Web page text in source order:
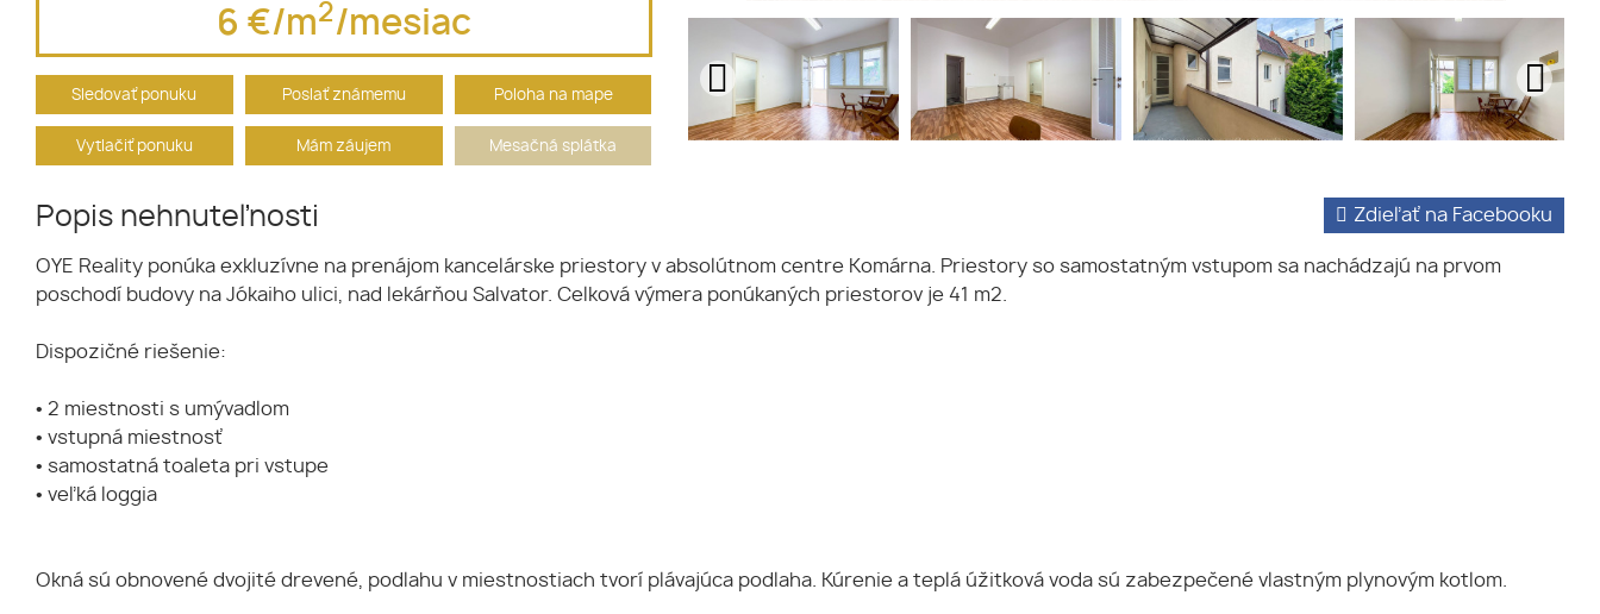
6 €/m2/mesiac
Sledovať ponuku Poslať známemu Poloha na mape
Vytlačiť ponuku Mám záujem Mesačná splátka
Popis nehnuteľnosti Zdieľať na Facebooku
OYE Reality ponúka exkluzívne na prenájom kancelárske priestory v absolútnom centre Komárna. Priestory so samostatným vstupom sa nachádzajú na prvom
poschodí budovy na Jókaiho ulici, nad lekárňou Salvator. Celková výmera ponúkaných priestorov je 41 m2.
Dispozičné riešenie:
• 2 miestnosti s umývadlom
• vstupná miestnosť
• samostatná toaleta pri vstupe
• veľká loggia
Okná sú obnovené dvojité drevené, podlahu v miestnostiach tvorí plávajúca podlaha. Kúrenie a teplá úžitková voda sú zabezpečené vlastným plynovým kotlom.